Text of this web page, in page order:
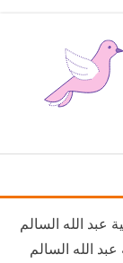
عبد الله السالم